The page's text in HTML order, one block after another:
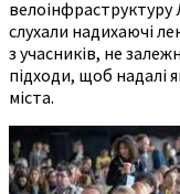
велоінфраструктуру
слухали надихаючі
з учасників, не
підходи, щоб надалі
міста.